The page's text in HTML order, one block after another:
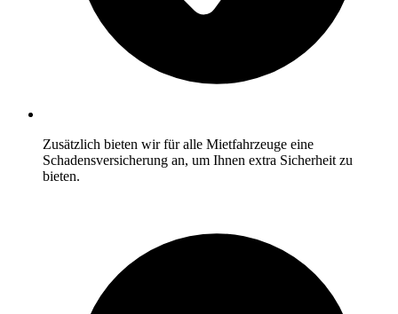
Zusätzlich bieten wir für alle Mietfahrzeuge eine
Schadensversicherung an, um Ihnen extra Sicherheit zu
bieten.